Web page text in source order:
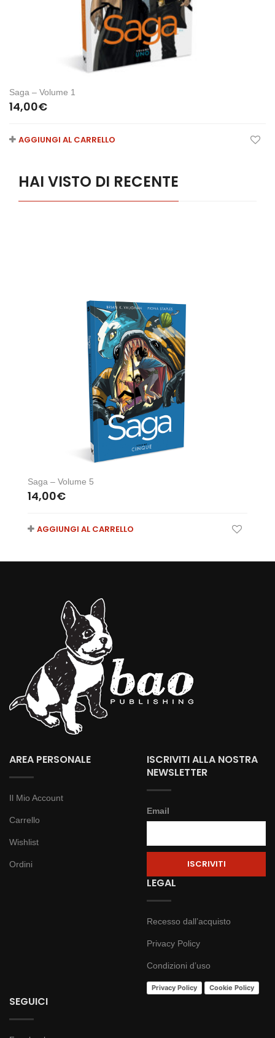
Saga – Volume 1
14,00€
AGGIUNGI AL CARRELLO
HAI VISTO DI RECENTE
Saga – Volume 5
14,00€
AGGIUNGI AL CARRELLO
AREA PERSONALE
Il Mio Account
Carrello
Wishlist
Ordini
ISCRIVITI ALLA NOSTRA
NEWSLETTER
Email
LEGAL
Recesso dall’acquisto
Privacy Policy
Condizioni d’uso
Privacy Policy Cookie Policy
SEGUICI